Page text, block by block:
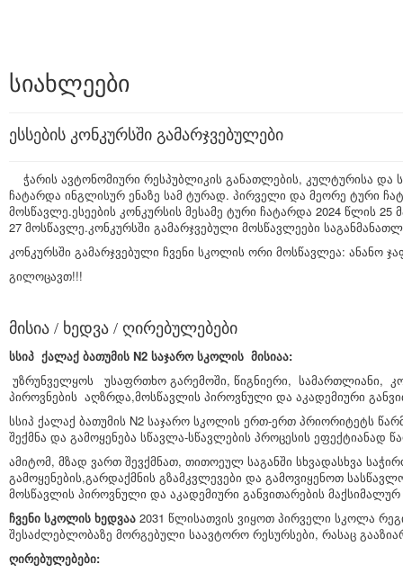
სიახლეები
ესსების კონკურსში გამარჯვებულები
ჭარის ავტონომიური რესპუბლიკის განათლების, კულტურისა და
ჩატარდა ინგლისურ ენაზე სამ ტურად. პირველი და მეორე ტური
მოსწავლე.ესეების კონკურსის მესამე ტური ჩატარდა 2024 წლის
27 მოსწავლე.კონკურსში გამარჯვებული მოსწავლეები
კონკურსში გამარჯვებული ჩვენი სკოლის ორი მოსწავლეა: ანანო
გილოცავთ!!!
მისია / ხედვა / ღირებულებები
სსიპ ქალაქ ბათუმის N2 საჯარო სკოლის მისიაა:
უზრუნველყოს უსაფრთხო გარემოში, წიგნიერი, სამართლიანი,
პიროვნების აღზრდა,მოსწავლის პიროვნული და აკადემიური
სსიპ ქალაქ ბათუმის N2 საჯარო სკოლის ერთ-ერთ პრიორიტეტს
შექმნა და გამოყენება სწავლა-სწავლების პროცესის ეფექტიანად
ამიტომ, მზად ვართ შევქმნათ, თითოეულ საგანში სხვადასხვა
გამოყენების,გარდაქმნის გზამკვლევები და გამოვიყენოთ
მოსწავლის პიროვნული და აკადემიური განვითარების
ჩვენი სკოლის ხედვაა 2031 წლისათვის ვიყოთ პირველი სკოლა
შესაძლებლობაზე მორგებული საავტორო რესურსები, რასაც
ღირებულებები: